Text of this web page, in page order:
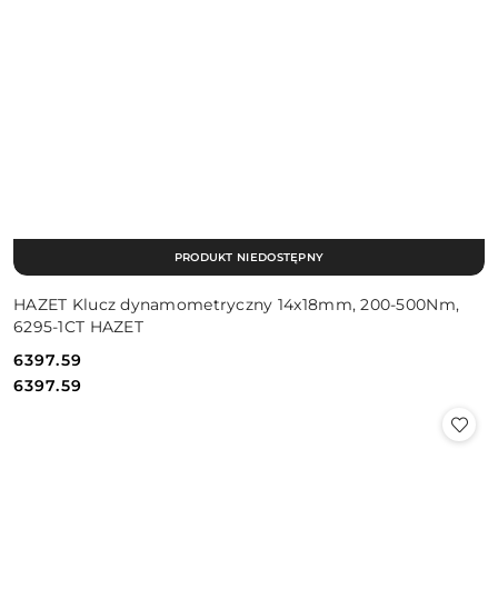
HAZET Klucz dynamometryczny 14x18mm, 200-500Nm,
6295-1CT HAZET
Cena:
6397.59
Cena:
6397.59
PRODUKT NIEDOSTĘPNY